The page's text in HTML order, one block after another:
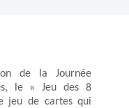
de la Journée
le « Jeu des 8
jeu de cartes qui